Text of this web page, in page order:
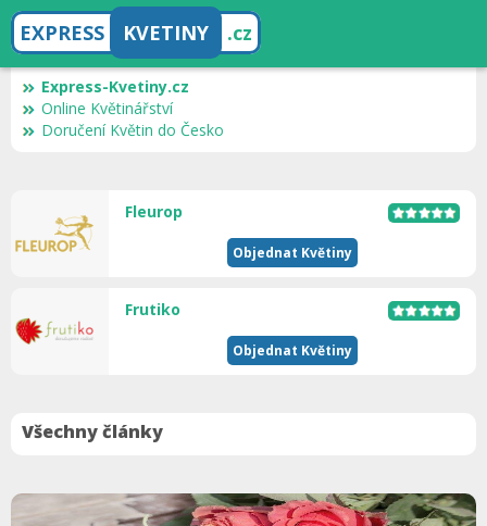
EXPRESS KVETINY .cz
Express-Kvetiny.cz
Online Květinářství
Doručení Květin do Česko
Fleurop
Objednat Květiny
Frutiko
Objednat Květiny
Všechny články